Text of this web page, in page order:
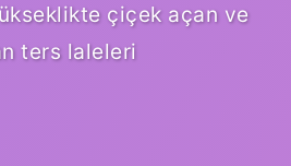
çiçek açan ve
ters laleleri